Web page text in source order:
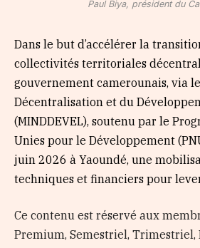
Paul Biya, président du
Dans le but d’accélérer la
collectivités territoriales
gouvernement camerounais, via
Décentralisation et du
(MINDDEVEL), soutenu par le
Unies pour le Développement
juin 2026 à Yaoundé, une
techniques et financiers pour
Ce contenu est réservé aux
Premium, Semestriel, Trimestriel,